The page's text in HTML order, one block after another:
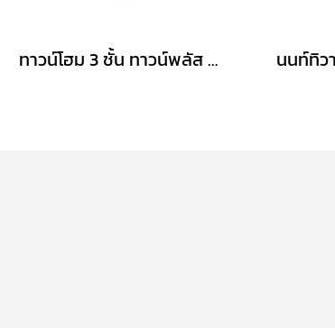
ทาวน์โฮม 3 ชั้น ทาวน์พลัส เกษตร-นวมินทร์ หลังริม (ขนาด 28 ตร.ว.) ถ.คลองลำเจียก แขวงนวลจันทร์ เขตบึงกุ่ม กรุงเทพมหานคร : Towmplus Keset-Nawamin